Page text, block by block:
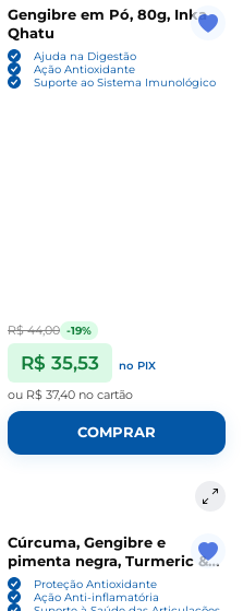
Gengibre em Pó, 80g, Inka
Qhatu
Ajuda na Digestão
Ação Antioxidante
Suporte ao Sistema Imunológico
R$ 44,00 -19%
R$ 35,53 no PIX
ou R$ 37,40 no cartão
COMPRAR
Cúrcuma, Gengibre e
pimenta negra, Turmeric &
ginger 3000MG, 180
capsulas, Horbaach
Proteção Antioxidante
Ação Anti-inflamatória